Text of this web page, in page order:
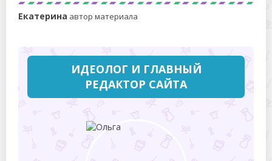
Екатерина автор материала
ИДЕОЛОГ И ГЛАВНЫЙ
РЕДАКТОР САЙТА